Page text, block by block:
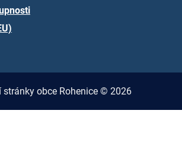
stránky obce Rohenice © 2026